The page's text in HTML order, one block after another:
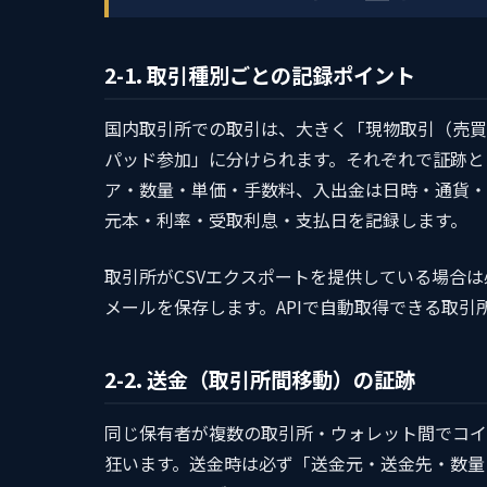
2-1. 取引種別ごとの記録ポイント
国内取引所での取引は、大きく「現物取引（売
パッド参加」に分けられます。それぞれで証跡
ア・数量・単価・手数料、入出金は日時・通貨
元本・利率・受取利息・支払日を記録します。
取引所がCSVエクスポートを提供している場合
メールを保存します。APIで自動取得できる取
2-2. 送金（取引所間移動）の証跡
同じ保有者が複数の取引所・ウォレット間でコ
狂います。送金時は必ず「送金元・送金先・数